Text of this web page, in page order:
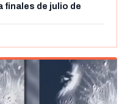
finales de julio de